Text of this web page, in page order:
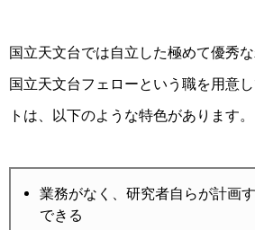
国立天文台では自立した極めて優秀
国立天文台フェローという職を用意
トは、以下のような特色があります。
業務がなく、研究者自らが計画
できる